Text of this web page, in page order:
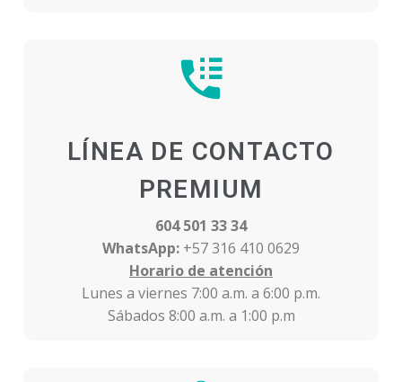
LÍNEA DE CONTACTO
PREMIUM
604 501 33 34
WhatsApp: +57 316 410 0629
Horario de atención
Lunes a viernes 7:00 a.m. a 6:00 p.m.
Sábados 8:00 a.m. a 1:00 p.m